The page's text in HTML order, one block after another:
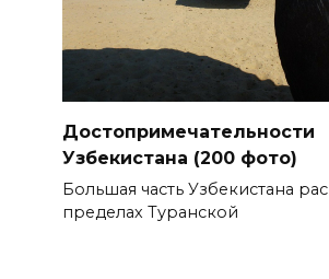
Достопримечательности
Узбекистана (200 фото)
Большая часть Узбекистана
пределах Туранской